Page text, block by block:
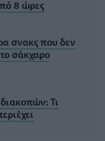
8 ώρες
σνακς που δεν
σάκχαρο
Τι